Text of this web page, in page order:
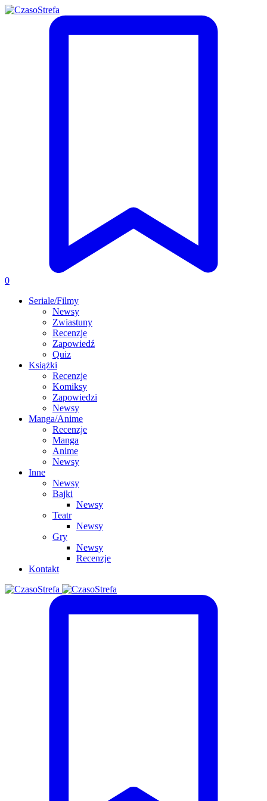
0
Seriale/Filmy
Newsy
Zwiastuny
Recenzje
Zapowiedź
Quiz
Książki
Recenzje
Komiksy
Zapowiedzi
Newsy
Manga/Anime
Recenzje
Manga
Anime
Newsy
Inne
Newsy
Bajki
Newsy
Teatr
Newsy
Gry
Newsy
Recenzje
Kontakt